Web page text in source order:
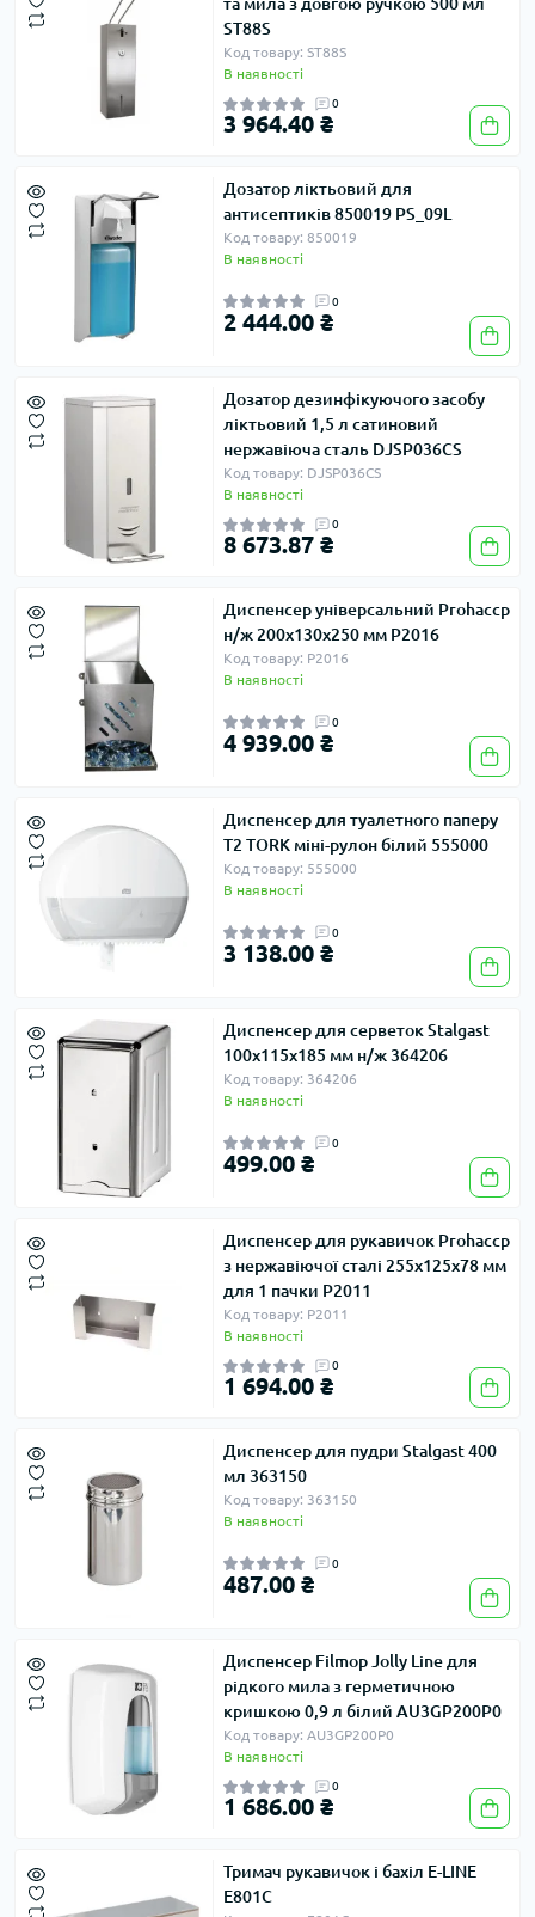
та мила з довгою ручкою 500 мл
ST88S
Код товару: ST88S
В наявності
0
3 964.40 ₴
Дозатор ліктьовий для
антисептиків 850019 PS_09L
Код товару: 850019
В наявності
0
2 444.00 ₴
Дозатор дезинфікуючого засобу
ліктьовий 1,5 л сатиновий
нержавіюча сталь DJSP036CS
Код товару: DJSP036CS
В наявності
0
8 673.87 ₴
Диспенсер універсальний Prohaccp
н/ж 200x130x250 мм P2016
Код товару: P2016
В наявності
0
4 939.00 ₴
Диспенсер для туалетного паперу
T2 TORK міні-рулон білий 555000
Код товару: 555000
В наявності
0
3 138.00 ₴
Диспенсер для серветок Stalgast
100х115х185 мм н/ж 364206
Код товару: 364206
В наявності
0
499.00 ₴
Диспенсер для рукавичок Prohaccp
з нержавіючої сталі 255x125x78 мм
для 1 пачки P2011
Код товару: P2011
В наявності
0
1 694.00 ₴
Диспенсер для пудри Stalgast 400
мл 363150
Код товару: 363150
В наявності
0
487.00 ₴
Диспенсер Filmop Jolly Line для
рідкого мила з герметичною
кришкою 0,9 л білий AU3GP200P0
Код товару: AU3GP200P0
В наявності
0
1 686.00 ₴
Тримач рукавичок і бахіл E-LINE
E801C